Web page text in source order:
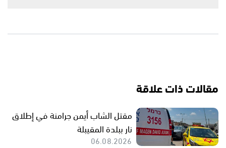
مقالات ذات علاقة
مقتل الشاب أيمن جرامنة في إطلاق
نار ببلدة المقيبلة
06.08.2026